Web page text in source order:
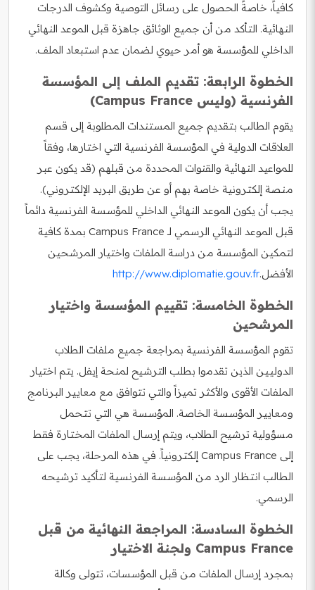
كافياً، خاصةً الحصول على رسائل التوصية وكشوف الدرجات
النهائية. التأكد من أن جميع الوثائق جاهزة قبل الموعد النهائي
الداخلي للمؤسسة هو أمر حيوي لضمان عدم استبعاد الملف.
الخطوة الرابعة: تقديم الملف إلى المؤسسة
الفرنسية (وليس Campus France)
يقوم الطالب بتقديم جميع المستندات المطلوبة إلى قسم
العلاقات الدولية في المؤسسة الفرنسية التي اختارها، وفقاً
للمواعيد النهائية والقنوات المحددة من قبلهم (قد يكون عبر
منصة إلكترونية خاصة بهم أو عن طريق البريد الإلكتروني).
يجب أن يكون الموعد النهائي الداخلي للمؤسسة الفرنسية دائماً
قبل الموعد النهائي الرسمي لـ Campus France بمدة كافية
لتمكين المؤسسة من دراسة الملفات واختيار المرشحين
الأفضل.http://www.diplomatie.gouv.fr
الخطوة الخامسة: تقييم المؤسسة واختيار
المرشحين
تقوم المؤسسة الفرنسية بمراجعة جميع ملفات الطلاب
الدوليين الذين تقدموا بطلب الترشيح لمنحة إيفل. يتم اختيار
الملفات الأقوى والأكثر تميزاً والتي تتوافق مع معايير البرنامج
ومعايير المؤسسة الخاصة. المؤسسة هي التي تتحمل
مسؤولية ترشيح الطلاب، ويتم إرسال الملفات المختارة فقط
إلى Campus France إلكترونياً. في هذه المرحلة، يجب على
الطالب انتظار الرد من المؤسسة الفرنسية لتأكيد ترشيحه
الرسمي.
الخطوة السادسة: المراجعة النهائية من قبل
Campus France ولجنة الاختيار
بمجرد إرسال الملفات من قبل المؤسسات، تتولى وكالة